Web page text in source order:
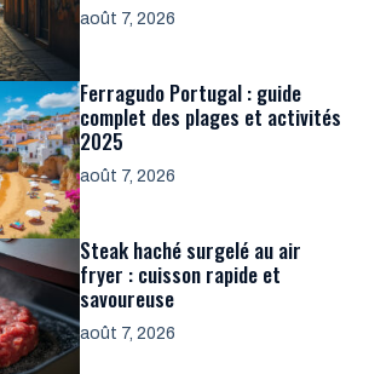
août 7, 2026
Ferragudo Portugal : guide
complet des plages et activités
2025
août 7, 2026
Steak haché surgelé au air
fryer : cuisson rapide et
savoureuse
août 7, 2026